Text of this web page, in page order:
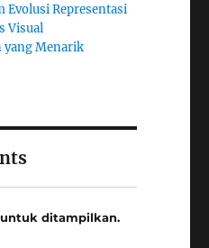
Evolusi Representasi
Visual
yang Menarik
ditampilkan.